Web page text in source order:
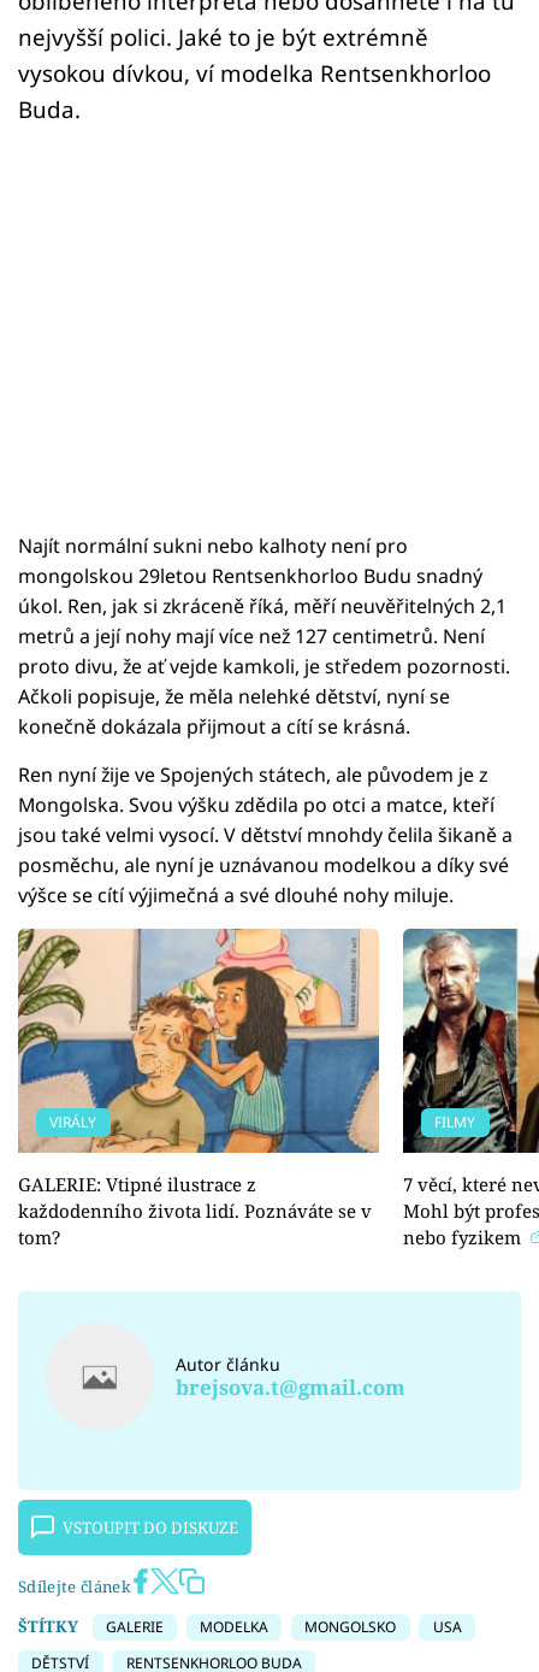
nejvyšší polici. Jaké to je být extrémně
vysokou dívkou, ví modelka Rentsenkhorloo
Buda.
Najít normální sukni nebo kalhoty není pro
mongolskou 29letou Rentsenkhorloo Budu snadný
úkol. Ren, jak si zkráceně říká, měří neuvěřitelných 2,1
metrů a její nohy mají více než 127 centimetrů. Není
proto divu, že ať vejde kamkoli, je středem pozornosti.
Ačkoli popisuje, že měla nelehké dětství, nyní se
konečně dokázala přijmout a cítí se krásná.
Ren nyní žije ve Spojených státech, ale původem je z
Mongolska. Svou výšku zdědila po otci a matce, kteří
jsou také velmi vysocí. V dětství mnohdy čelila šikaně a
posměchu, ale nyní je uznávanou modelkou a díky své
výšce se cítí výjimečná a své dlouhé nohy miluje.
VIRÁLY
GALERIE: Vtipné ilustrace z
každodenního života lidí. Poznáváte se v
tom?
FILMY
7 věcí, které
Mohl být
nebo fyzikem
Autor článku
brejsova.t@gmail.com
VSTOUPIT DO DISKUZE
Sdílejte článek
ŠTÍTKY
GALERIE MODELKA MONGOLSKO
USA
DĚTSTVÍ
RENTSENKHORLOO BUDA